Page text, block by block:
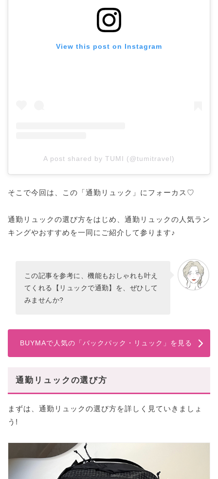
9.使い勝手が抜群な「ロビンメイ」
10.随所に光る実用性の高さ「トゥミ」
大注目ブランドの「サムウェアバター」
【大人きれいめ】おすすめ通勤バッグご紹介
アイコニックな「ステラマッカートニー」
キレイめにも持てる「サンローラン」
スタイリングの要になる「フェンディ」
フレンチシックな「アニエスベー」
機能性も抜群でさすがのひと言「ケルティー」
【コンサバ・スーツに似合う】通勤バッグご紹介
View this post on Instagram
A post shared by TUMI (@tumitravel)
そこで今回は、この「通勤リュック」にフォーカス♡
通勤リュックの選び方をはじめ、通勤リュックの人気ラン
キングやおすすめを一同にご紹介して参ります♪
この記事を参考に、機能もおしゃれも叶え
てくれる【リュックで通勤】を、ぜひして
みませんか?
BUYMAで人気の「バックパック・リュック」を見る
通勤リュックの選び方
まずは、通勤リュックの選び方を詳しく見ていきましょ
う!